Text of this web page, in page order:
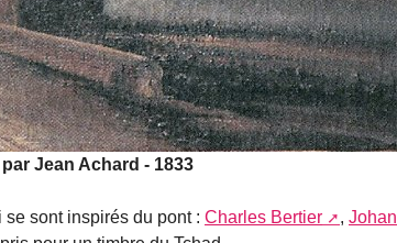
Jean Achard - 1833
sont inspirés du pont : Charles Bertier , Johan